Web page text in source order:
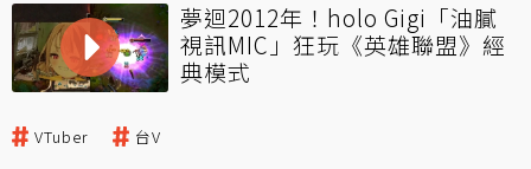
夢迴2012年！holo Gigi「油膩
視訊MIC」狂玩《英雄聯盟》經
典模式
VTuber 台V